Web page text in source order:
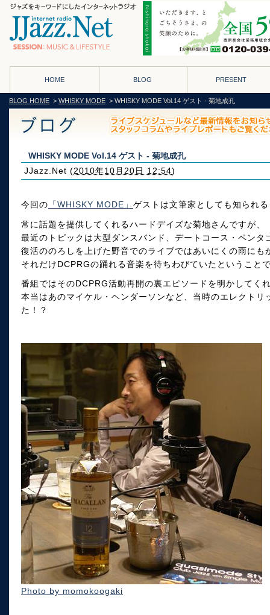
HOME BLOG PRESENT
BLOG HOME > WHISKY MODE > WHISKY MODE Vol.14 ゲスト - 菊地成孔
WHISKY MODE Vol.14 ゲスト - 菊地成孔
JJazz.Net (2010年10月20日 12:54)
今回の 「WHISKY MODE」 ゲストは文筆家としても知られ
常に話題を提供してくれるハードデイズな菊地さんですが、
最近のトピックは大型ダンスバンド、デートコース・ペン
復活ののろしを上げた野音でのライブではあいにくの雨にも
それだけDCPRGの踊れる音楽を待ちわびていたということ
番組ではそのDCPRG活動再開の裏エピソードを明かしてく
本当はあのマイケル・ヘンダーソンなど、当時のエレクト
た！？
Photo by momokoogaki